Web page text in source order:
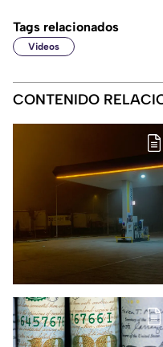
Tags relacionados
Videos
CONTENIDO